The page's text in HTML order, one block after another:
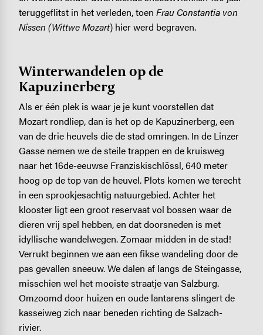
teruggeflitst in het verleden, toen Frau Constantia von
Nissen (Wittwe Mozart) hier werd begraven.
Winterwandelen op de
Kapuzinerberg
Als er één plek is waar je je kunt voorstellen dat
Mozart rondliep, dan is het op de Kapuzinerberg, een
van de drie heuvels die de stad omringen. In de Linzer
Gasse nemen we de steile trappen en de kruisweg
naar het 16de-eeuwse Franziskischlössl, 640 meter
hoog op de top van de heuvel. Plots komen we terecht
in een sprookjesachtig natuurgebied. Achter het
klooster ligt een groot reservaat vol bossen waar de
dieren vrij spel hebben, en dat doorsneden is met
idyllische wandelwegen. Zomaar midden in de stad!
Verrukt beginnen we aan een fikse wandeling door de
pas gevallen sneeuw. We dalen af langs de Steingasse,
misschien wel het mooiste straatje van Salzburg.
Omzoomd door huizen en oude lantarens slingert de
kasseiweg zich naar beneden richting de Salzach-
rivier.